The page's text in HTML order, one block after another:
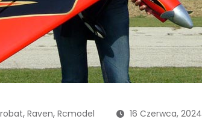
, Raven, Rcmodel 16 Czerwca, 2024